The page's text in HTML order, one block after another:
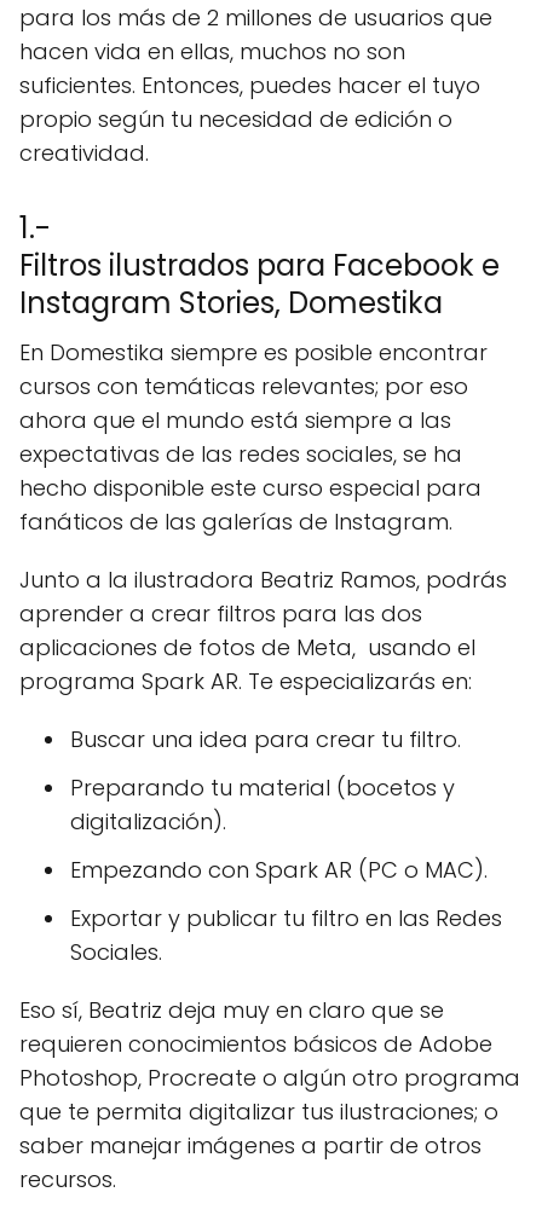
para los más de 2 millones de usuarios que
hacen vida en ellas, muchos no son
suficientes. Entonces, puedes hacer el tuyo
propio según tu necesidad de edición o
creatividad.
1.-
Filtros ilustrados para Facebook e
Instagram Stories, Domestika
En Domestika siempre es posible encontrar
cursos con temáticas relevantes; por eso
ahora que el mundo está siempre a las
expectativas de las redes sociales, se ha
hecho disponible este curso especial para
fanáticos de las galerías de Instagram.
Junto a la ilustradora Beatriz Ramos, podrás
aprender a crear filtros para las dos
aplicaciones de fotos de Meta, usando el
programa Spark AR. Te especializarás en:
Buscar una idea para crear tu filtro.
Preparando tu material (bocetos y
digitalización).
Empezando con Spark AR (PC o MAC).
Exportar y publicar tu filtro en las Redes
Sociales.
Eso sí, Beatriz deja muy en claro que se
requieren conocimientos básicos de Adobe
Photoshop, Procreate o algún otro programa
que te permita digitalizar tus ilustraciones; o
saber manejar imágenes a partir de otros
recursos.